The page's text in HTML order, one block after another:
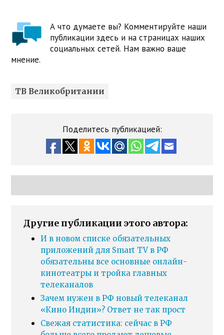
А что думаете вы? Комментируйте наши
публикации здесь и на страницах наших
социальных сетей. Нам важно ваше
мнение.
ТВ Великобритании
Поделитесь публикацией:
Другие публикации этого автора:
И в новом списке обязательных
приложений для Smart TV в РФ
обязательны все основные онлайн-
кинотеатры и тройка главных
телеканалов
Зачем нужен в РФ новый телеканал
«Кино Индии»? Ответ не так прост
Свежая статистика: сейчас в РФ